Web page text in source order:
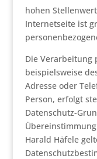
hohen
Internetseite ist
Die Verarbeitung
beispielsweise
Adresse oder
Person, erfolgt
Datenschutz-
Harald Häfele